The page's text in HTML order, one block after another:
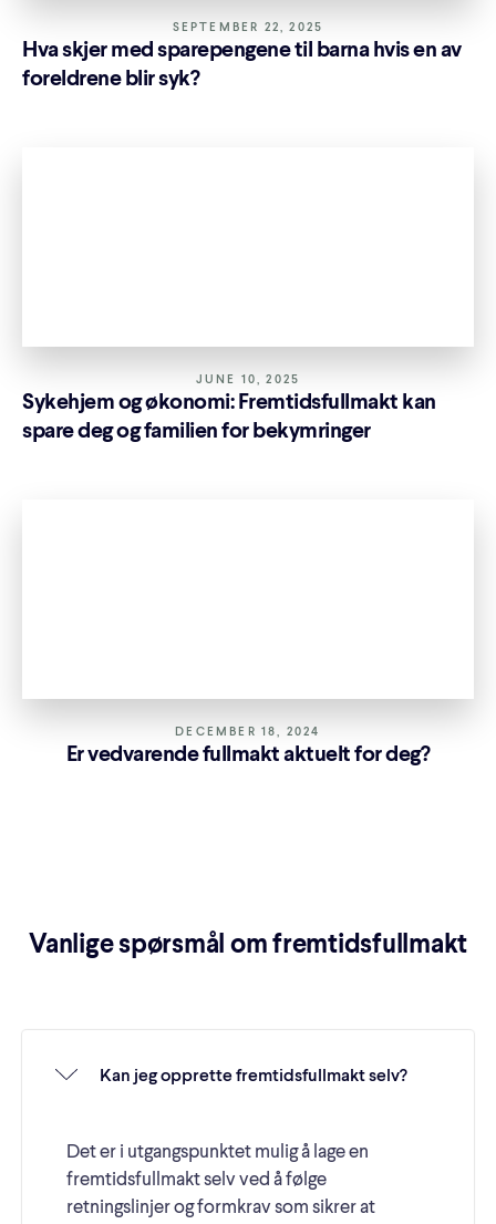
SEPTEMBER 22, 2025
Hva skjer med sparepengene til barna hvis en av
foreldrene blir syk?
JUNE 10, 2025
Sykehjem og økonomi: Fremtidsfullmakt kan
spare deg og familien for bekymringer
DECEMBER 18, 2024
Er vedvarende fullmakt aktuelt for deg?
Vanlige spørsmål om fremtidsfullmakt
Kan jeg opprette fremtidsfullmakt selv?
Det er i utgangspunktet mulig å lage en
fremtidsfullmakt selv ved å følge
retningslinjer og formkrav som sikrer at